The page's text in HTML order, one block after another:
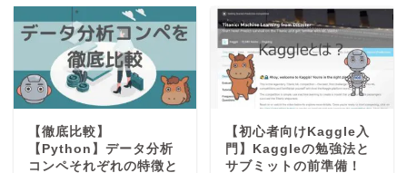
【徹底比較】
【Python】データ分析
コンペそれぞれの特徴と
【初心者向けKaggle入
門】Kaggleの勉強法と
サブミットの前準備！